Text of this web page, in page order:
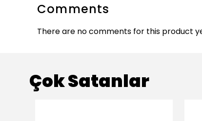
Comments
There are no comments for this product
Çok Satanlar